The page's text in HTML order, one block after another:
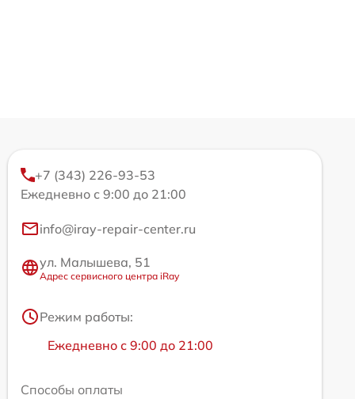
+7 (343) 226-93-53
Ежедневно с 9:00 до 21:00
info@iray-repair-center.ru
ул. Малышева, 51
Адрес сервисного центра iRay
Режим работы:
Ежедневно с 9:00 до 21:00
Способы оплаты